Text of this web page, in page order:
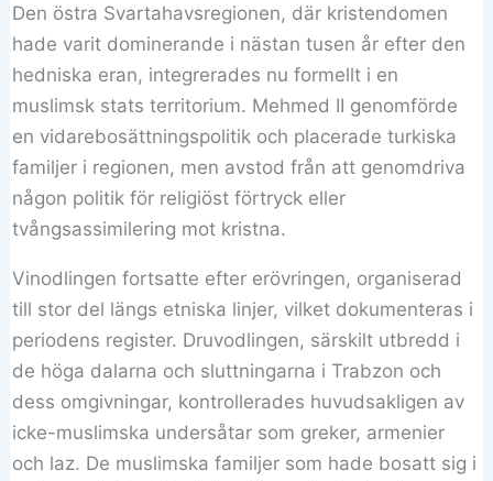
Den östra Svartahavsregionen, där kristendomen
hade varit dominerande i nästan tusen år efter den
hedniska eran, integrerades nu formellt i en
muslimsk stats territorium. Mehmed II genomförde
en vidarebosättningspolitik och placerade turkiska
familjer i regionen, men avstod från att genomdriva
någon politik för religiöst förtryck eller
tvångsassimilering mot kristna.
Vinodlingen fortsatte efter erövringen, organiserad
till stor del längs etniska linjer, vilket dokumenteras i
periodens register. Druvodlingen, särskilt utbredd i
de höga dalarna och sluttningarna i Trabzon och
dess omgivningar, kontrollerades huvudsakligen av
icke-muslimska undersåtar som greker, armenier
och laz. De muslimska familjer som hade bosatt sig i